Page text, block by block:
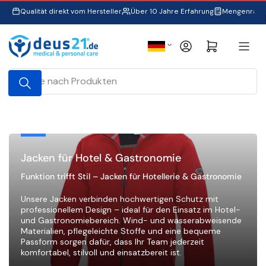
Zum
springen
Qualität direkt vom Hersteller Über 10 Jahre Erfahrung
Suche
nach
Produkten
S
p
r
e
AnmeldenMini-Warenkorb öffnen
Jacken für Hotel & Gastronomie
Funktion trifft Stil – Jacken für Hotellerie & Gastronomie
Unsere Jacken verbinden hochwertigen Schutz mit
professionellem Design – ideal für den Einsatz im Hotel-
und Gastronomiebereich. Wind- und wasserabweisende
Materialien, pflegeleichte Stoffe und eine bequeme
Passform sorgen dafür, dass Ihr Team jederzeit
komfortabel, stilvoll und einsatzbereit ist.